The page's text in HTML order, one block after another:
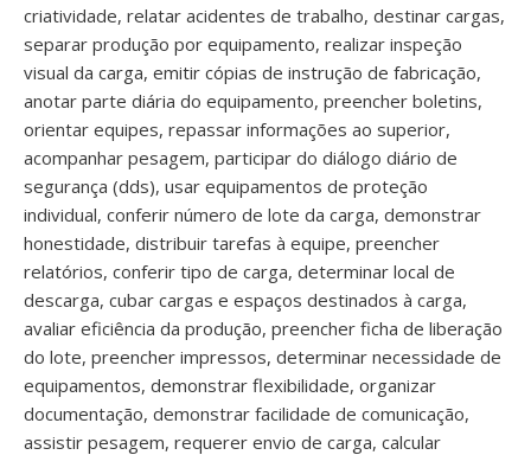
criatividade, relatar acidentes de trabalho, destinar cargas,
separar produção por equipamento, realizar inspeção
visual da carga, emitir cópias de instrução de fabricação,
anotar parte diária do equipamento, preencher boletins,
orientar equipes, repassar informações ao superior,
acompanhar pesagem, participar do diálogo diário de
segurança (dds), usar equipamentos de proteção
individual, conferir número de lote da carga, demonstrar
honestidade, distribuir tarefas à equipe, preencher
relatórios, conferir tipo de carga, determinar local de
descarga, cubar cargas e espaços destinados à carga,
avaliar eficiência da produção, preencher ficha de liberação
do lote, preencher impressos, determinar necessidade de
equipamentos, demonstrar flexibilidade, organizar
documentação, demonstrar facilidade de comunicação,
assistir pesagem, requerer envio de carga, calcular